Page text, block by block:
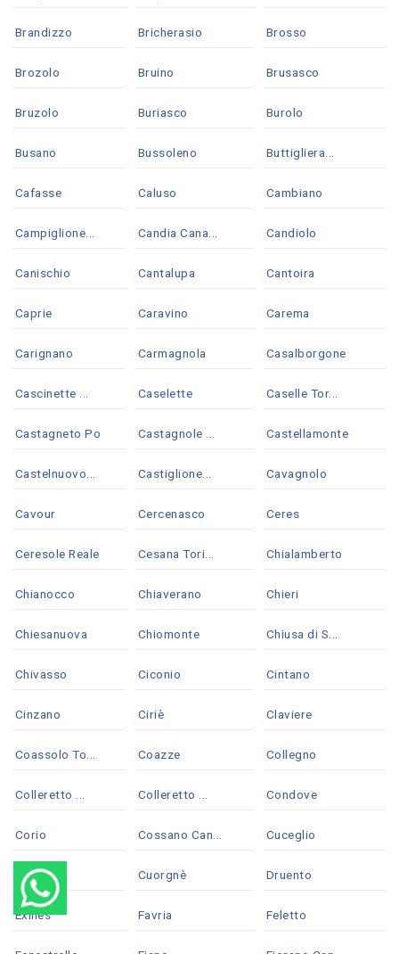
Brandizzo Bricherasio Brosso
Brozolo Bruino Brusasco
Bruzolo Buriasco Burolo
Busano Bussoleno Buttigliera...
Cafasse Caluso Cambiano
Campiglione... Candia Cana... Candiolo
Canischio Cantalupa Cantoira
Caprie Caravino Carema
Carignano Carmagnola Casalborgone
Cascinette ... Caselette Caselle Tor...
Castagneto Po Castagnole ... Castellamonte
Castelnuovo... Castiglione... Cavagnolo
Cavour Cercenasco Ceres
Ceresole Reale Cesana Tori... Chialamberto
Chianocco Chiaverano Chieri
Chiesanuova Chiomonte Chiusa di S...
Chivasso Ciconio Cintano
Cinzano Ciriè Claviere
Coassolo To... Coazze Collegno
Colleretto ... Colleretto ... Condove
Corio Cossano Can... Cuceglio
Cumiana Cuorgnè Druento
Exilles Favria Feletto